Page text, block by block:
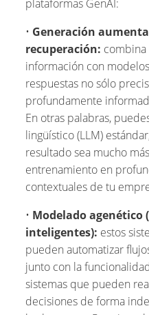
plataformas GenAI:
• Generación
recuperación:
información con
respuestas no sólo
profundamente
En otras palabras,
lingüístico (LLM)
resultado sea mucho
entrenamiento en
contextuales de tu
• Modelado agenético
inteligentes): estos
pueden automatizar
junto con la
sistemas que pueden
decisiones de forma